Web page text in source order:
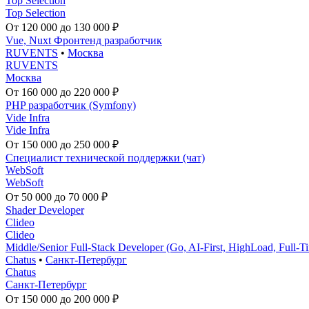
Top Selection
От 120 000 до 130 000 ₽
Vue, Nuxt Фронтенд разработчик
RUVENTS • Москва
RUVENTS
Москва
От 160 000 до 220 000 ₽
PHP разработчик (Symfony)
Vide Infra
Vide Infra
От 150 000 до 250 000 ₽
Специалист технической поддержки (чат)
WebSoft
WebSoft
От 50 000 до 70 000 ₽
Shader Developer
Clideo
Clideo
Middle/Senior Full-Stack Developer (Go, AI-First, HighLoad, Full-
Chatus • Санкт-Петербург
Chatus
Санкт-Петербург
От 150 000 до 200 000 ₽